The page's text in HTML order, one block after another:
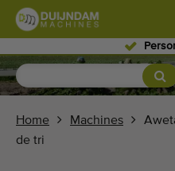
Fleurs et plantes (580)
Légumes de serre
Home Machines
de tri